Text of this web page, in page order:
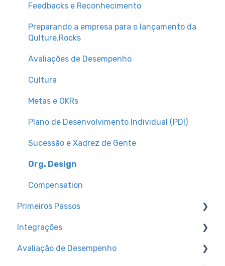
Feedbacks e Reconhecimento
Preparando a empresa para o lançamento da
Qulture.Rocks
Avaliações de Desempenho
Cultura
Metas e OKRs
Plano de Desenvolvimento Individual (PDI)
Sucessão e Xadrez de Gente
Org. Design
Compensation
Primeiros Passos
Trilhas de conhecimento
Configurações de Ambiente
Integrações
Canal para dúvidas técnicas + dicas
Avaliação de Desempenho